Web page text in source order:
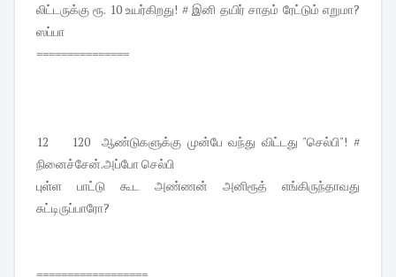
லிட்டருக்கு ரூ. 10 உயர்கிறது! # இனி தயிர் சாதம் ரேட்டும் எறுமா?
ஸப்பா
===============
12 120 ஆண்டுகளுக்கு முன்பே வந்து விட்டது "செல்பி"! #
நினைச்சேன்.அப்போ செல்பி
புள்ள பாட்டு கூட அண்ணன் அனிரூத் எங்கிருந்தாவது
சுட்டிருப்பாரோ?